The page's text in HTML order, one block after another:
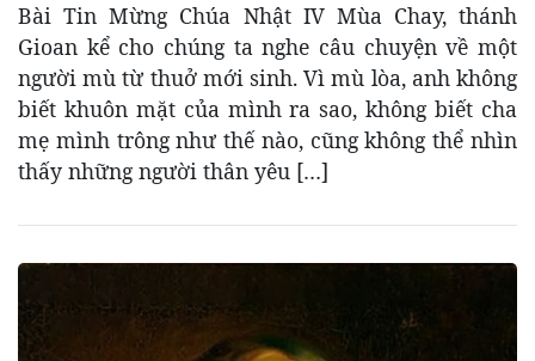
Bài Tin Mừng Chúa Nhật IV Mùa Chay, thánh
Gioan kể cho chúng ta nghe câu chuyện về một
người mù từ thuở mới sinh. Vì mù lòa, anh không
biết khuôn mặt của mình ra sao, không biết cha
mẹ mình trông như thế nào, cũng không thể nhìn
thấy những người thân yêu […]